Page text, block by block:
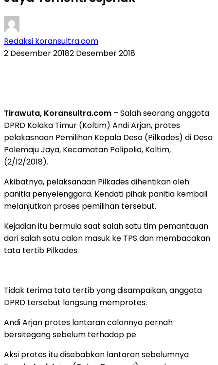
Redaksi koransultra.com
2 Desember 20182 Desember 2018
Tirawuta, Koransultra.com – Salah seorang anggota
DPRD Kolaka Timur (Koltim) Andi Arjan, protes
pelakasnaan Pemilihan Kepala Desa (Pilkades) di Desa
Polemaju Jaya, Kecamatan Polipolia, Koltim,
(2/12/2018).
Akibatnya, pelaksanaan Pilkades dihentikan oleh
panitia penyelenggara. Kendati pihak panitia kembali
melanjutkan proses pemilihan tersebut.
Kejadian itu bermula saat salah satu tim pemantauan
dari salah satu calon masuk ke TPS dan membacakan
tata tertib Pilkades.
Tidak terima tata tertib yang disampaikan, anggota
DPRD tersebut langsung memprotes.
Andi Arjan protes lantaran calonnya pernah
bersitegang sebelum terhadap pe
Aksi protes itu disebabkan lantaran sebelumnya